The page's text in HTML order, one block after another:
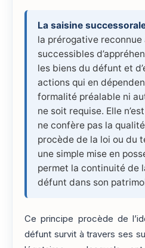
La saisine
la prérogative
successibles
les biens du défunt et
actions qui en
formalité préalable ni
ne soit requise. Elle
ne confère pas la
procède de la loi ou du
une simple mise en
permet la continuité de
défunt dans son
Ce principe procède de
défunt survit à travers ses